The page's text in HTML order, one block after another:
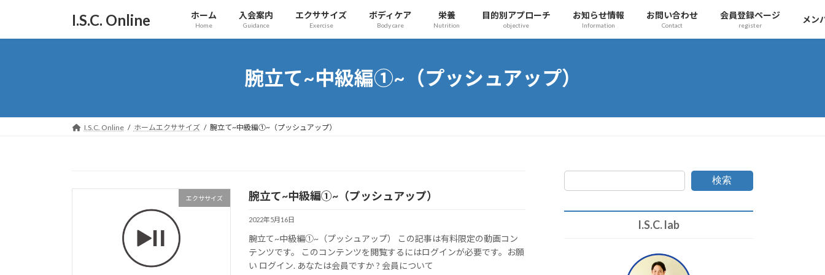
テ
ゲ
I.S.C. Online ホーム
Home
入会案内
Guidance
エクササイズ
Exercise
ボディケア
Body care
栄養
Nutrition
目的別アプローチ
objective
お知らせ情報
Information
お問い合わせ
Contact
会員登録ページ
register
メン
腕立て~中級編➀~（プッシュアップ）
I.S.C. Online ホームエクササイズ 腕立て~中級編➀~（プッシュアップ）
エクササイズ 腕立て~中級編➀~（プッシュアップ）
2022年5月16日
腕立て~中級編➀~（プッシュアップ） この記事は有料限定の動画コン
テンツです。 このコンテンツを閲覧するにはログインが必要です。お願
い ログイン. あなたは会員ですか ? 会員について
検索
I.S.C. lab